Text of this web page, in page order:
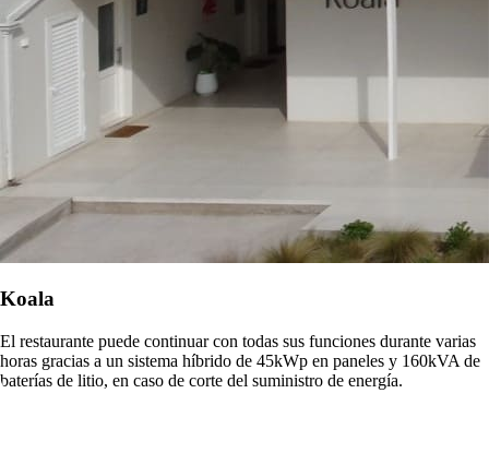
Koala
El restaurante puede continuar con todas sus funciones durante varias
horas gracias a un sistema híbrido de 45kWp en paneles y 160kVA de
baterías de litio, en caso de corte del suministro de energía.